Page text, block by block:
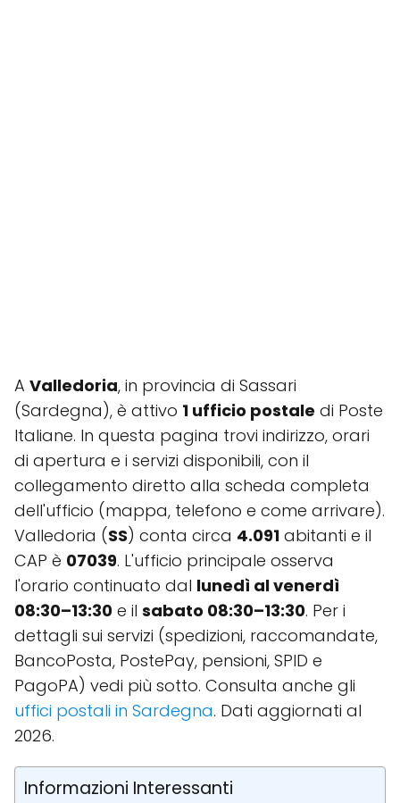
A Valledoria, in provincia di Sassari
(Sardegna), è attivo 1 ufficio postale di Poste
Italiane. In questa pagina trovi indirizzo, orari
di apertura e i servizi disponibili, con il
collegamento diretto alla scheda completa
dell'ufficio (mappa, telefono e come arrivare).
Valledoria (SS) conta circa 4.091 abitanti e il
CAP è 07039. L'ufficio principale osserva
l'orario continuato dal lunedì al venerdì
08:30–13:30 e il sabato 08:30–13:30. Per i
dettagli sui servizi (spedizioni, raccomandate,
BancoPosta, PostePay, pensioni, SPID e
PagoPA) vedi più sotto. Consulta anche gli
uffici postali in Sardegna. Dati aggiornati al
2026.
Informazioni Interessanti